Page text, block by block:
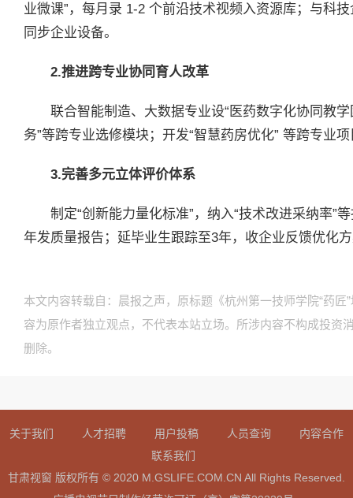
业微课”，每月录 1-2 个前沿技术视频入资源库；与科
同步企业设备。
2.推进跨专业协同育人改革
联合智能制造、大数据专业设“医药数字化协同教
务”等跨专业选修模块；开发“智慧药房优化” 等跨专业
3.完善多元立体评价体系
制定“创新能力量化标准”，纳入“技术改进采纳率”
年发质量报告；延毕业生跟踪至3年，收企业反馈优化
本文内容转载自：晨报之声，原标题《杭州第一技师学院“药
容为原作者独立观点，不代表本站立场。所涉内容不构成投资
删除。
关于我们 人才招聘 用户投稿 人员查询
内容合作
联系我们
甘肃视窗 版权所有 © 2020 M.GSLIFE.COM.CN All Rights Reserved.